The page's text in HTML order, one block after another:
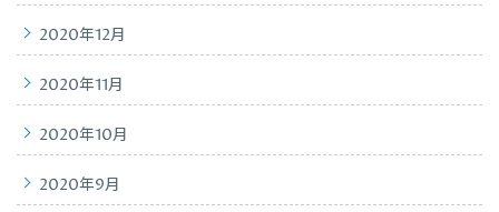
2020年12月
2020年11月
2020年10月
2020年9月